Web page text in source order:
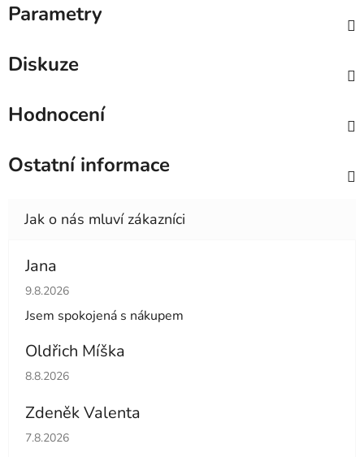
Parametry
Diskuze
Hodnocení
Ostatní informace
Jana
Hodnocení obchodu je 5 z 5 hvězdiček.
9.8.2026
Jsem spokojená s nákupem
Oldřich Míška
Hodnocení obchodu je 5 z 5 hvězdiček.
8.8.2026
Zdeněk Valenta
Hodnocení obchodu je 5 z 5 hvězdiček.
7.8.2026